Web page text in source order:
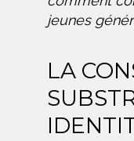
jeunes
LA